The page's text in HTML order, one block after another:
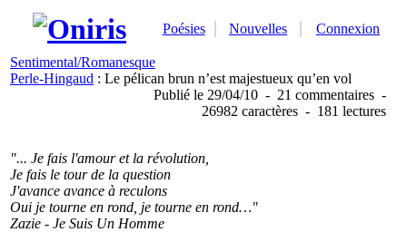
Poésies Nouvelles Connexion
Sentimental/Romanesque
Perle-Hingaud : Le pélican brun n’est majestueux qu’en vol
Publié le 29/04/10 - 21 commentaires -
26982 caractères - 181 lectures
"... Je fais l'amour et la révolution,
Je fais le tour de la question
J'avance avance à reculons
Oui je tourne en rond, je tourne en rond…"
Zazie - Je Suis Un Homme